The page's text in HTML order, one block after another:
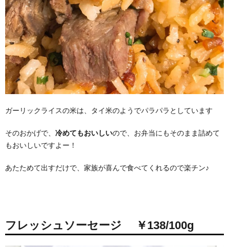
ガーリックライスの米は、タイ米のようでパラパラとしています
そのおかげで、冷めてもおいしいので、お弁当にもそのまま詰めて
もおいしいですよー！
あたためて出すだけで、家族が喜んで食べてくれるので楽チン♪
フレッシュソーセージ ￥138/100g